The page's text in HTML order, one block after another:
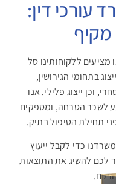
עורכי דין:
מקיף
ללקוחותינו סל
בתחומי הגירושין,
וכן ייצוג פלילי. אנו
לשכר הטרחה, ומספקים
תחילת הטיפול בתיק.
כדי לקבל ייעוץ
לכם להשיג את התוצאות